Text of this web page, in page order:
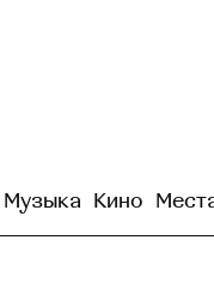
Музыка Кино